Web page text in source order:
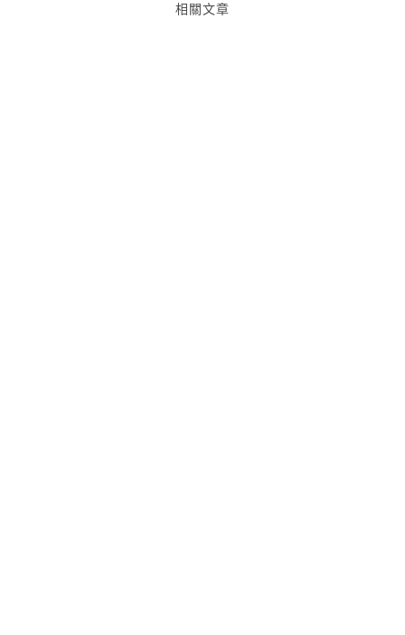
相關文章